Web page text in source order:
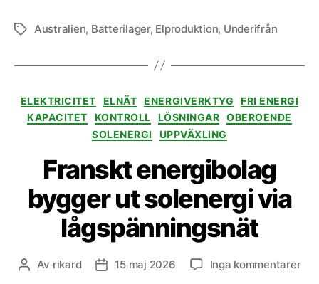
EtiketterAustralien, Batterilager, Elproduktion, Underifrån
Kategorier
ELEKTRICITET ELNÄT ENERGIVERKTYG
FRI ENERGI
KAPACITET
KONTROLL LÖSNINGAR
OBEROENDE
SOLENERGI
UPPVÄXLING
Franskt energibolag
bygger ut solenergi via
lågspänningsnät
Inläggsförfattare
Av rikard Inläggsdatum
15 maj 2026 Inga kommentarertill